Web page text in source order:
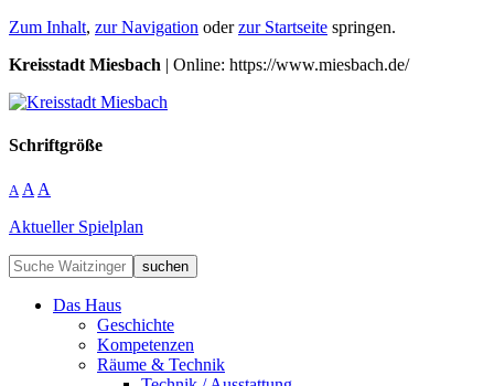
Zum Inhalt, zur Navigation oderzur Startseite springen.
Kreisstadt Miesbach | Online: https://www.miesbach.de/
Schriftgröße
A A A
Aktueller Spielplan
suchen
Das Haus
Geschichte
Kompetenzen
Räume & Technik